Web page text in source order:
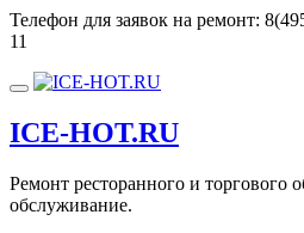
Перейти
к
Телефон для заявок на ремонт:
11
Показать/
навигацию
ICE-HOT.RU
Ремонт ресторанного и торгового
обслуживание.